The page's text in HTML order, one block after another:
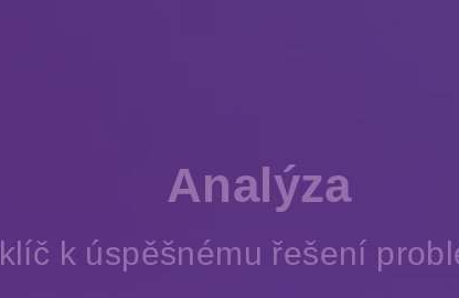
Analýza
klíč k úspěšnému řešení